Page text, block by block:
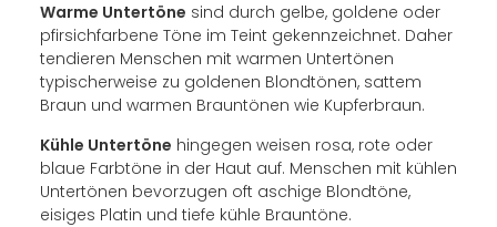
Warme Untertöne sind durch gelbe, goldene oder
pfirsichfarbene Töne im Teint gekennzeichnet. Daher
tendieren Menschen mit warmen Untertönen
typischerweise zu goldenen Blondtönen, sattem
Braun und warmen Brauntönen wie Kupferbraun.
Kühle Untertöne hingegen weisen rosa, rote oder
blaue Farbtöne in der Haut auf. Menschen mit kühlen
Untertönen bevorzugen oft aschige Blondtöne,
eisiges Platin und tiefe kühle Brauntöne.